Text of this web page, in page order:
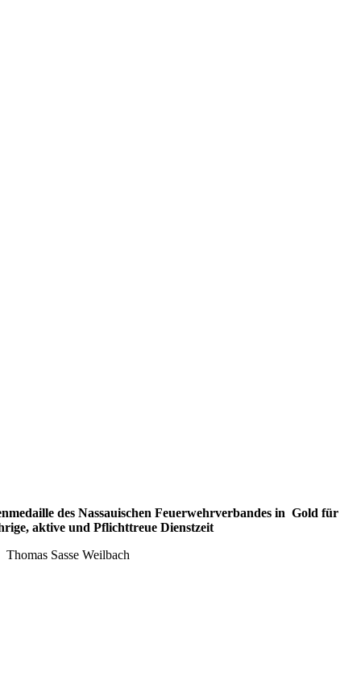
des Nassauischen Feuerwehrverbandes in Gold für
aktive und Pflichttreue Dienstzeit
Thomas Sasse Weilbach